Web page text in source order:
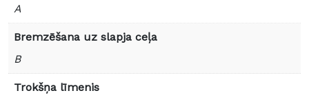
A
Bremzēšana uz slapja ceļa
B
Trokšņa līmenis